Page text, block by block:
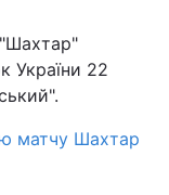
України 22
матчу Шахтар